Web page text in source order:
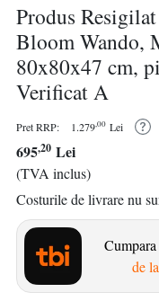
Produs
Bloom Wando,
80x80x47 cm,
Verificat A
Pret RRP: 1.279,00 Lei
695,20 Lei
(TVA inclus)
Costurile de livrare nu
de la